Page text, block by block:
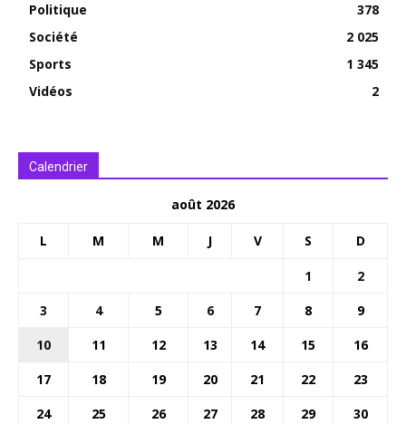
Politique
378
Société
2 025
Sports
1 345
Vidéos
2
Calendrier
août 2026
L M M J V S D
1
2
3
4 5 6 7 8
9
10
11 12 13 14 15
16
17
18 19 20 21 22
23
24
25 26 27 28 29
30